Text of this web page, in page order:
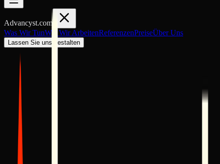
Advancyst.com
Was Wir TunWie Wir ArbeitenReferenzenPreiseÜber Uns
Lassen Sie uns gestalten